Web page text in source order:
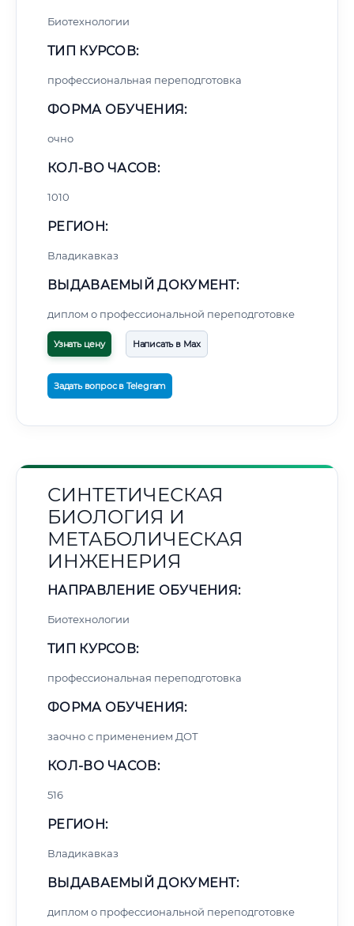
Биотехнологии
ТИП КУРСОВ:
профессиональная переподготовка
ФОРМА ОБУЧЕНИЯ:
очно
КОЛ-ВО ЧАСОВ:
1010
РЕГИОН:
Владикавказ
ВЫДАВАЕМЫЙ ДОКУМЕНТ:
диплом о профессиональной переподготовке
Узнать цену Написать в Max
Задать вопрос в Telegram
СИНТЕТИЧЕСКАЯ
БИОЛОГИЯ И
МЕТАБОЛИЧЕСКАЯ
ИНЖЕНЕРИЯ
НАПРАВЛЕНИЕ ОБУЧЕНИЯ:
Биотехнологии
ТИП КУРСОВ:
профессиональная переподготовка
ФОРМА ОБУЧЕНИЯ:
заочно с применением ДОТ
КОЛ-ВО ЧАСОВ:
516
РЕГИОН:
Владикавказ
ВЫДАВАЕМЫЙ ДОКУМЕНТ:
диплом о профессиональной переподготовке